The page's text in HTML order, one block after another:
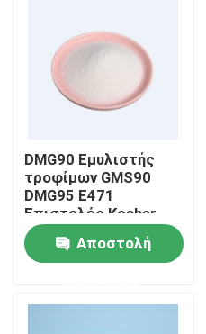
DMG90 Εμυλιστής
τροφίμων GMS90
DMG95 E471
Επιστολές Kosher
Halal
Αποστολή